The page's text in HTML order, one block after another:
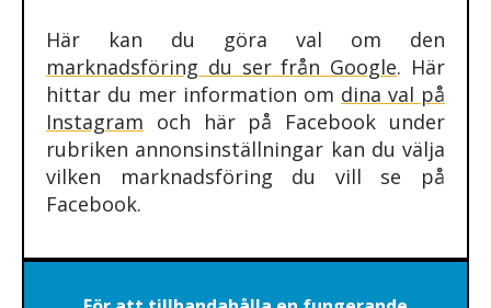
Här kan du göra val om den
marknadsföring du ser från Google. Här
hittar du mer information om dina val på
Instagram och här på Facebook under
rubriken annons­inställningar kan du välja
vilken marknadsföring du vill se på
Facebook.